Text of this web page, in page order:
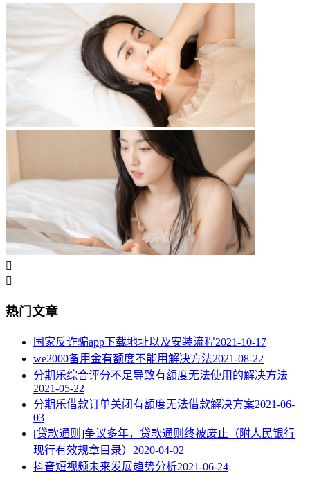


热门文章
国家反诈骗app下载地址以及安装流程2021-10-17
we2000备用金有额度不能用解决方法2021-08-22
分期乐综合评分不足导致有额度无法使用的解决方法
2021-05-22
分期乐借款订单关闭有额度无法借款解决方案2021-06-
03
[贷款通则]争议多年，贷款通则终被废止（附人民银行
现行有效规章目录） 2020-04-02
抖音短视频未来发展趋势分析2021-06-24